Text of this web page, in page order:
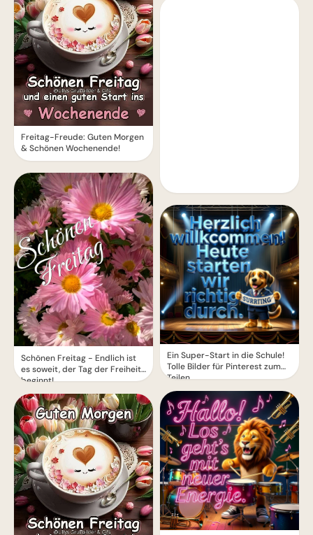
Freitag-Freude: Guten Morgen
& Schönen Wochenende!
Schönen Freitag - Endlich ist
es soweit, der Tag der Freiheit
beginnt!
Ein Super-Start in die Schule!
Tolle Bilder für Pinterest zum
Teilen.